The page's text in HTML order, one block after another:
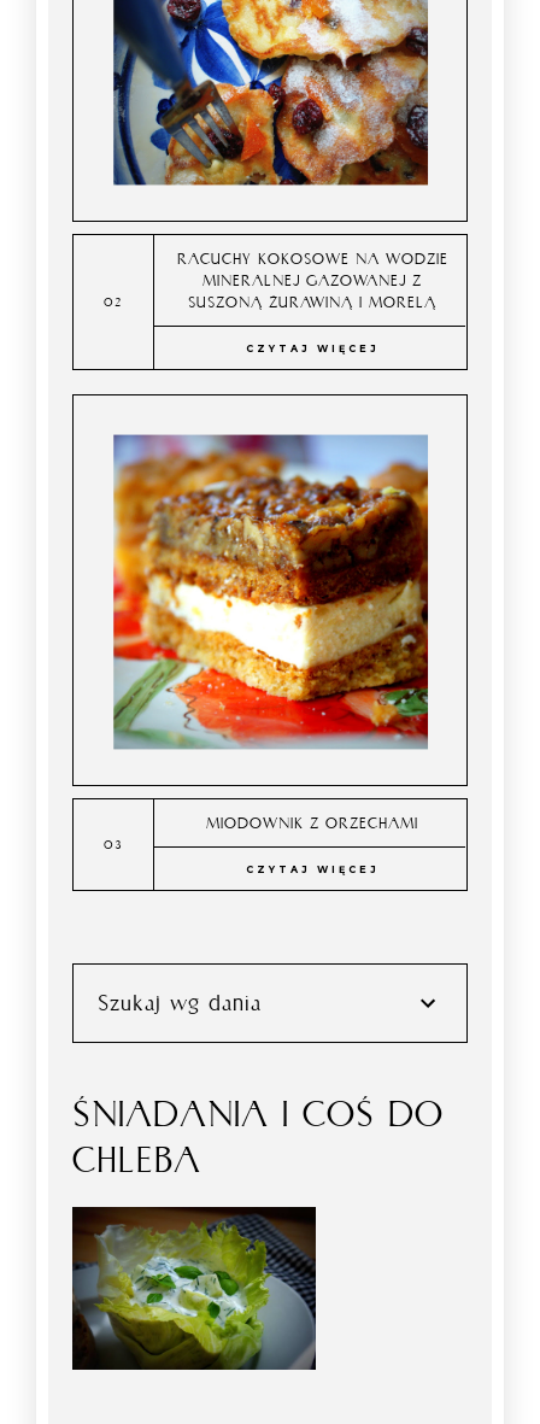
RACUCHY KOKOSOWE NA WODZIE
MINERALNEJ GAZOWANEJ Z
SUSZONĄ ŻURAWINĄ I MORELĄ
CZYTAJ WIĘCEJ
MIODOWNIK Z ORZECHAMI
CZYTAJ WIĘCEJ
Szukaj wg dania
ŚNIADANIA I COŚ DO
CHLEBA